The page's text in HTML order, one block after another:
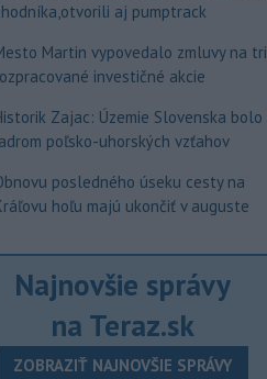
aj pumptrack
Martin vypovedalo zmluvy na tri
investičné akcie
Zajac: Územie Slovenska bolo
poľsko-uhorských vzťahov
posledného úseku cesty na
hoľu majú ukončiť v auguste
Najnovšie správy
na Teraz.sk
ZOBRAZIŤ NAJNOVŠIE SPRÁVY